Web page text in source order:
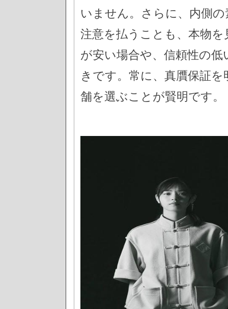
いません。さらに、内側
注意を払うことも、本物
が安い場合や、信頼性の
きです。常に、真贋保証
舗を選ぶことが賢明です。